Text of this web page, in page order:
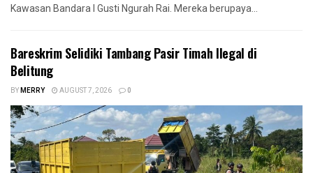
Kawasan Bandara I Gusti Ngurah Rai. Mereka berupaya...
Bareskrim Selidiki Tambang Pasir Timah Ilegal di
Belitung
BYMERRY AUGUST 7, 2026 0